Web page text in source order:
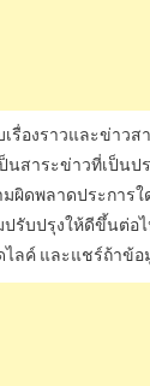
เรื่องราวและข่าว
นสาระข่าวที่เป็น
ผิดพลาดประการ
ปรับปรุงให้ดีขึ้นต่อ
ไลค์ และแชร์ถ้าข้อ